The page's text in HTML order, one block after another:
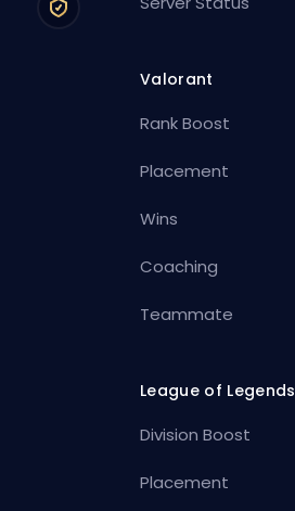
Valorant
Rank Boost
Placement
Wins
Coaching
Teammate
League of Legends
Division Boost
Placement